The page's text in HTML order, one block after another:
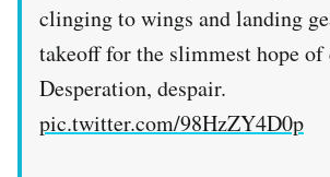
clinging to wings and landing
takeoff for the slimmest hope of
Desperation, despair.
pic.twitter.com/98HzZY4D0p